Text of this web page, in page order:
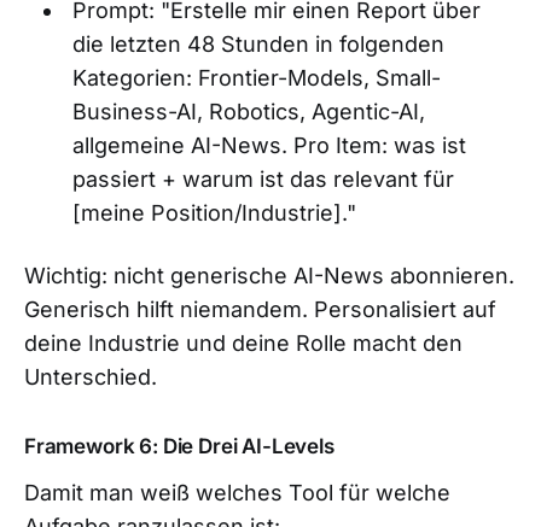
Prompt: "Erstelle mir einen Report über
die letzten 48 Stunden in folgenden
Kategorien: Frontier-Models, Small-
Business-AI, Robotics, Agentic-AI,
allgemeine AI-News. Pro Item: was ist
passiert + warum ist das relevant für
[meine Position/Industrie]."
Wichtig: nicht generische AI-News abonnieren.
Generisch hilft niemandem. Personalisiert auf
deine Industrie und deine Rolle macht den
Unterschied.
Framework 6: Die Drei AI-Levels
Damit man weiß welches Tool für welche